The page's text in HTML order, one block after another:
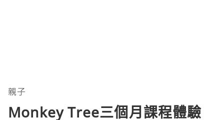
親子
Monkey Tree三個月課程體驗